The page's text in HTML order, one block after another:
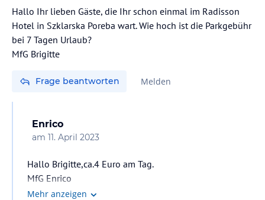
Hallo Ihr lieben Gäste, die Ihr schon einmal im Radisson
Hotel in Szklarska Poreba wart. Wie hoch ist die Parkgebühr
bei 7 Tagen Urlaub?
MfG Brigitte
Frage beantworten Melden
Enrico
am 11. April 2023
Hallo Brigitte,ca.4 Euro am Tag.
MfG Enrico
Mehr anzeigen